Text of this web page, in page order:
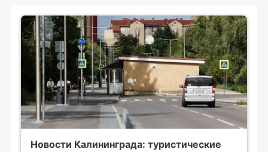
Новости Калининграда: туристические